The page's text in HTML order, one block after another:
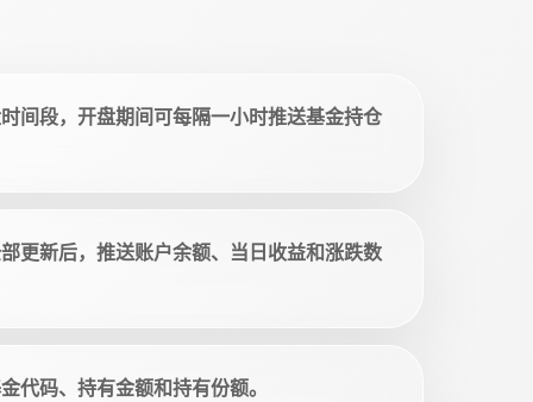
间段，开盘期间可每隔一小时推送基金持仓
更新后，推送账户余额、当日收益和涨跌数
代码、持有金额和持有份额。